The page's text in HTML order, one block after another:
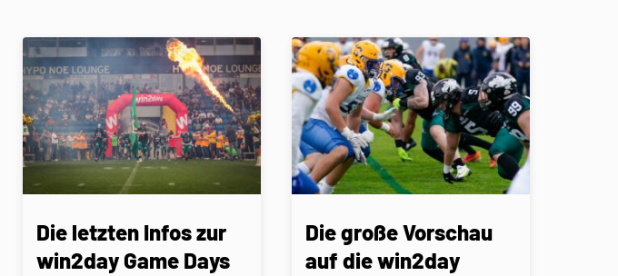
Die letzten Infos zur
win2day Game Days
Die große Vorschau
auf die win2day